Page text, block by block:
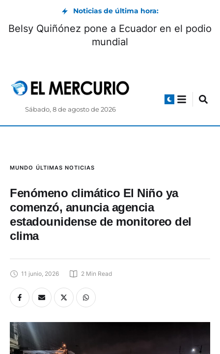
Noticias de última hora:
Belsy Quiñónez pone a Ecuador en el podio
mundial
Sábado, 8 de agosto de 2026
MUNDO ÚLTIMAS NOTICIAS
Fenómeno climático El Niño ya
comenzó, anuncia agencia
estadounidense de monitoreo del
clima
11 junio, 2026 2 Min Read